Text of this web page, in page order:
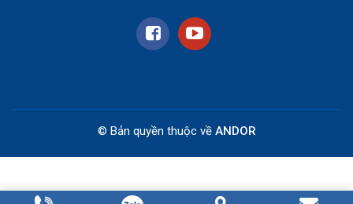
© Bản quyền thuộc về ANDOR